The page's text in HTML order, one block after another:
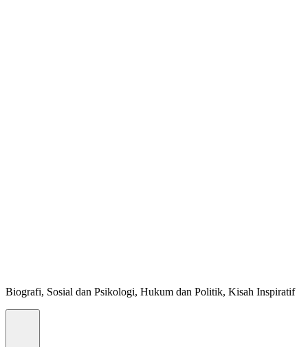
Biografi, Sosial dan Psikologi, Hukum dan Politik, Kisah Inspiratif